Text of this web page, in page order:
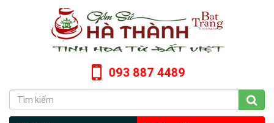
093 887 4489